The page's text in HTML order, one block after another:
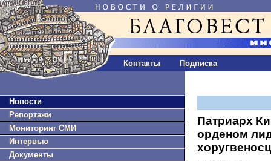
Контакты Подписка
Новости
Репортажи
Мониторинг СМИ
Интервью
Документы
Патриарх
орденом